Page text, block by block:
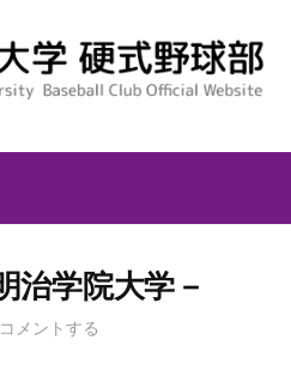
治学院大学－
コメントする